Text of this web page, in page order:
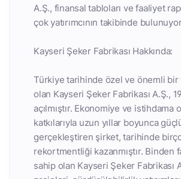
A.Ş., finansal tabloları ve faaliyet
çok yatırımcının takibinde
Kayseri Şeker Fabrikası Hakkında:
Türkiye tarihinde özel ve önemli bir
olan Kayseri Şeker Fabrikası A.Ş.,
açılmıştır. Ekonomiye ve istihdama
katkılarıyla uzun yıllar boyunca
gerçekleştiren şirket, tarihinde
rekortmentliği kazanmıştır. Binden
sahip olan Kayseri Şeker Fabrikası